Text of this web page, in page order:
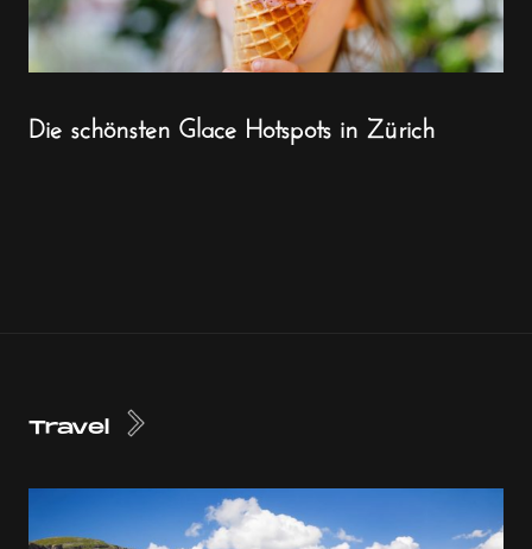
Die schönsten Glace Hotspots in Zürich
Travel